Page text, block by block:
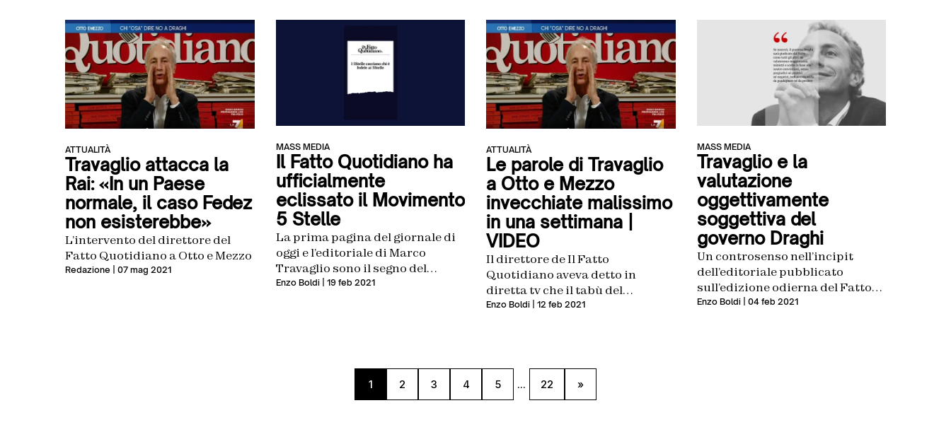
ATTUALITÀ
Travaglio attacca la
Rai: «In un Paese
normale, il caso Fedez
non esisterebbe»
L’intervento del direttore del
Fatto Quotidiano a Otto e Mezzo
Redazione | 07 mag 2021
MASS MEDIA
Il Fatto Quotidiano ha
ufficialmente
eclissato il Movimento
5 Stelle
La prima pagina del giornale di
oggi e l’editoriale di Marco
Travaglio sono il segno del
tramonto
Enzo Boldi| 19 feb 2021
ATTUALITÀ
Le parole di Travaglio
a Otto e Mezzo
invecchiate malissimo
in una settimana |
VIDEO
Il direttore de Il Fatto
Quotidiano aveva detto in
diretta tv che il tabù del
Movimento 5 Stelle era
Enzo Boldi | 12 feb 2021
MASS MEDIA
Travaglio e la
valutazione
oggettivamente
soggettiva del
governo Draghi
Un controsenso nell’incipit
dell’editoriale pubblicato
sull’edizione odierna del Fatto
Quotidiano
Enzo Boldi| 04 feb 2021
1 2 3 4 5 ... 22 »